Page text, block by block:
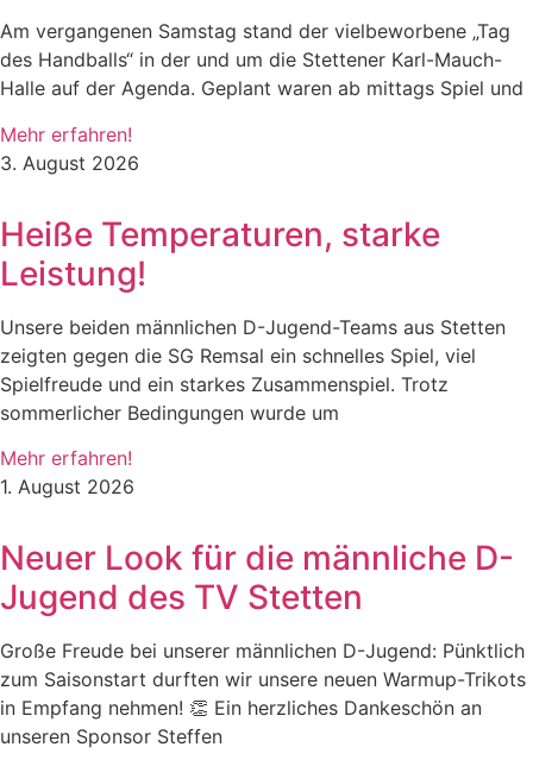
Am vergangenen Samstag stand der vielbeworbene „Tag
des Handballs“ in der und um die Stettener Karl-Mauch-
Halle auf der Agenda. Geplant waren ab mittags Spiel und
Mehr erfahren!
3. August 2026
Heiße Temperaturen, starke
Leistung!
Unsere beiden männlichen D-Jugend-Teams aus Stetten
zeigten gegen die SG Remsal ein schnelles Spiel, viel
Spielfreude und ein starkes Zusammenspiel. Trotz
sommerlicher Bedingungen wurde um
Mehr erfahren!
1. August 2026
Neuer Look für die männliche D-
Jugend des TV Stetten
Große Freude bei unserer männlichen D-Jugend: Pünktlich
zum Saisonstart durften wir unsere neuen Warmup-Trikots
in Empfang nehmen! 👏 Ein herzliches Dankeschön an
unseren Sponsor Steffen